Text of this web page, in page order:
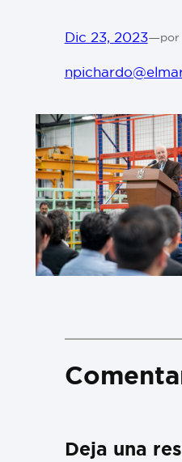
Dic 23, 2023—por
Deja una